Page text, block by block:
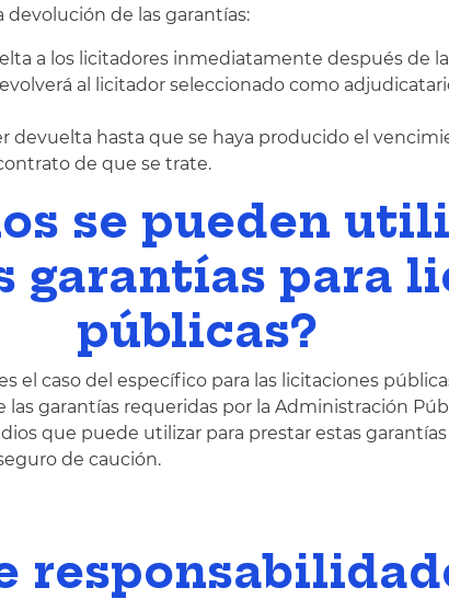
de las garantías:
a los licitadores inmediatamente después de
al licitador seleccionado como
devuelta hasta que se haya producido el
de que se trate.
se pueden
garantías para
públicas?
el caso del específico para las licitaciones
garantías requeridas por la Administración
que puede utilizar para prestar estas garantías
de caución.